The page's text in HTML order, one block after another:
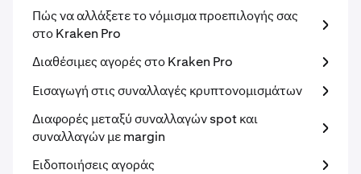
Πώς να αλλάξετε το νόμισμα προεπιλογής σας
στο Kraken Pro
Διαθέσιμες αγορές στο Kraken Pro
Εισαγωγή στις συναλλαγές κρυπτονομισμάτων
Διαφορές μεταξύ συναλλαγών spot και
συναλλαγών με margin
Ειδοποιήσεις αγοράς